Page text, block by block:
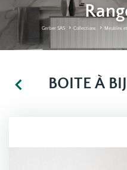
Gerber SAS Collections Meubles
BOITE À